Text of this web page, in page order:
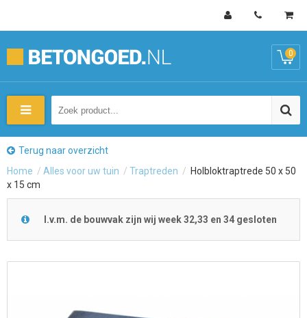
0
Terug naar overzicht
Home / Alles voor uw tuin / Traptreden / Holbloktraptrede 50 x 50
x 15 cm
I.v.m. de bouwvak zijn wij week 32,33 en 34 gesloten